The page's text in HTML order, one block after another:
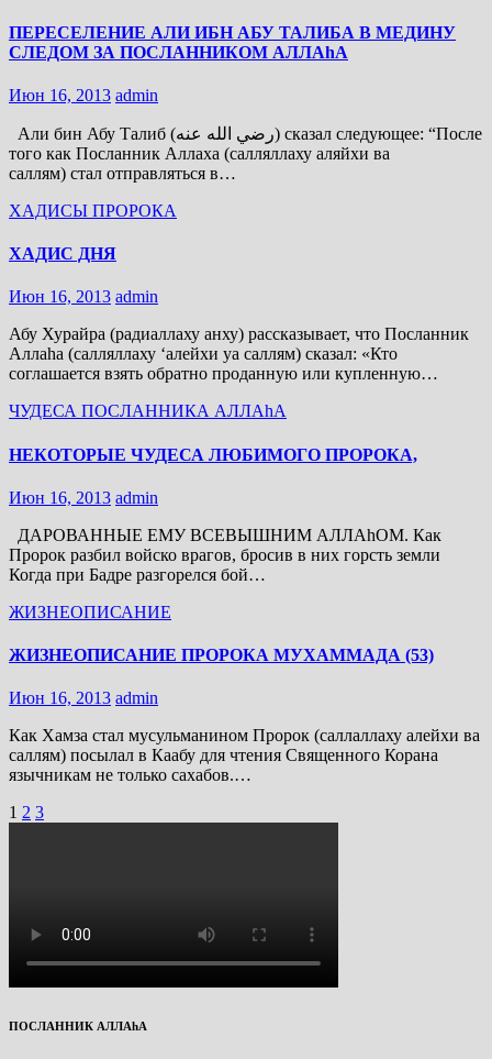
ПЕРЕСЕЛЕНИЕ АЛИ ИБН АБУ ТАЛИБА В МЕДИНУ
СЛЕДОМ ЗА ПОСЛАННИКОМ АЛЛАhА
Июн 16, 2013 admin
Али бин Абу Талиб (رضي الله عنه) сказал следующее: “После
того как Посланник Аллаха (салляллаху аляйхи ва
саллям) стал отправляться в…
ХАДИСЫ ПРОРОКА
ХАДИС ДНЯ
Июн 16, 2013 admin
Абу Хурайра (радиаллаху анху) рассказывает, что Посланник
Аллаhа (салляллаху ‘алейхи уа саллям) сказал: «Кто
соглашается взять обратно проданную или купленную…
ЧУДЕСА ПОСЛАННИКА АЛЛАhА
НЕКОТОРЫЕ ЧУДЕСА ЛЮБИМОГО ПРОРОКА,
Июн 16, 2013 admin
ДАРОВАННЫЕ ЕМУ ВСЕВЫШНИМ АЛЛАhОМ. Как
Пророк разбил войско врагов, бросив в них горсть земли
Когда при Бадре разгорелся бой…
ЖИЗНЕОПИСАНИЕ
ЖИЗНЕОПИСАНИЕ ПРОРОКА МУХАММАДА (53)
Июн 16, 2013 admin
Как Хамза стал мусульманином Пророк (саллаллаху алейхи ва
саллям) посылал в Каабу для чтения Священного Корана
язычникам не только сахабов.…
Пагинация
1 2 3
ПОСЛАННИК АЛЛАhА